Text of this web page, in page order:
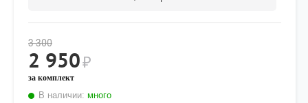
3 300
2 950₽
за комплект
В наличии: много